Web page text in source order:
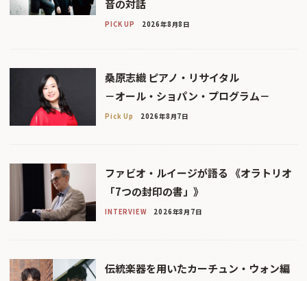
音の対話
PICK UP 2026年8月8日
桑原志織 ピアノ・リサイタル
－オール・ショパン・プログラム－
Pick Up 2026年8月7日
ファビオ・ルイージが語る 《オラトリオ
「7つの封印の書」》
INTERVIEW 2026年8月7日
伝統楽器を用いたカーチュン・ウォン編